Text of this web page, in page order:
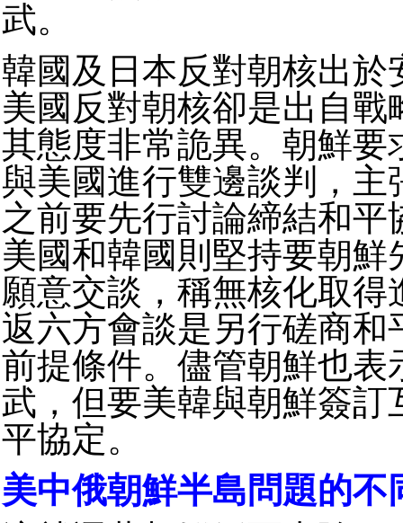
武。
韓國及日本反對朝核出於
美國反對朝核卻是出自戰
其態度非常詭異。朝鮮要
與美國進行雙邊談判，主
之前要先行討論締結和平
美國和韓國則堅持要朝鮮
願意交談，稱無核化取得
返六方會談是另行磋商和
前提條件。儘管朝鮮也表
武，但要美韓與朝鮮簽訂
平協定。
美中俄朝鮮半島問題的不